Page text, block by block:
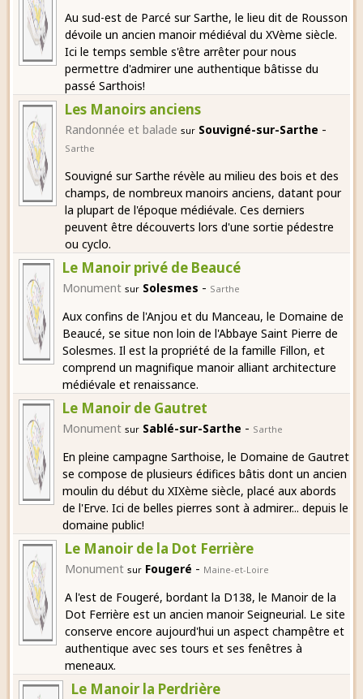
Au sud-est de Parcé sur Sarthe, le lieu dit de Rousson
dévoile un ancien manoir médiéval du XVème siècle.
Ici le temps semble s'être arrêter pour nous
permettre d'admirer une authentique bâtisse du
passé Sarthois!
Les Manoirs anciens
Randonnée et balade sur Souvigné-sur-Sarthe -
Sarthe
Souvigné sur Sarthe révèle au milieu des bois et des
champs, de nombreux manoirs anciens, datant pour
la plupart de l'époque médiévale. Ces derniers
peuvent être découverts lors d'une sortie pédestre
ou cyclo.
Le Manoir privé de Beaucé
Monument sur Solesmes - Sarthe
Aux confins de l'Anjou et du Manceau, le Domaine de
Beaucé, se situe non loin de l'Abbaye Saint Pierre de
Solesmes. Il est la propriété de la famille Fillon, et
comprend un magnifique manoir alliant architecture
médiévale et renaissance.
Le Manoir de Gautret
Monument sur Sablé-sur-Sarthe - Sarthe
En pleine campagne Sarthoise, le Domaine de Gautret
se compose de plusieurs édifices bâtis dont un ancien
moulin du début du XIXème siècle, placé aux abords
de l'Erve. Ici de belles pierres sont à admirer... depuis le
domaine public!
Le Manoir de la Dot Ferrière
Monument sur Fougeré - Maine-et-Loire
A l'est de Fougeré, bordant la D138, le Manoir de la
Dot Ferrière est un ancien manoir Seigneurial. Le site
conserve encore aujourd'hui un aspect champêtre et
authentique avec ses tours et ses fenêtres à
meneaux.
Le Manoir la Perdrière